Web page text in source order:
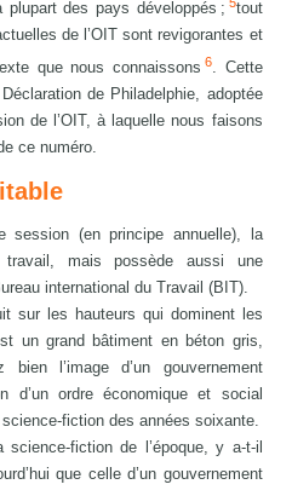
des pays développés ;
tout
de l’OIT sont revigorantes et
que nous connaissons 6. Cette
de Philadelphie, adoptée
de l’OIT, à laquelle nous faisons
ce numéro.
session (en principe annuelle), la
travail, mais possède aussi une
international du Travail (BIT).
sur les hauteurs qui dominent les
un grand bâtiment en béton gris,
l’image d’un gouvernement
d’un ordre économique et social
fiction des années soixante.
fiction de l’époque, y a-t-il
que celle d’un gouvernement